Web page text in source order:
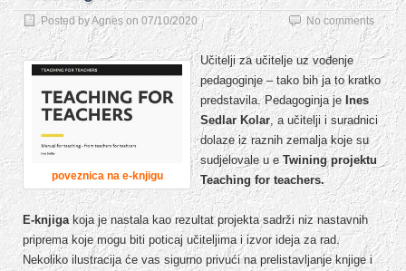
Posted byAgneson 07/10/2020 No comments
poveznica na e-knjigu
Učitelji za učitelje uz vođenje
pedagoginje – tako bih ja to kratko
predstavila. Pedagoginja je Ines
Sedlar Kolar , a učitelji i suradnici
dolaze iz raznih zemalja koje su
sudjelovale u eTwining projektu
Teaching for teachers.
E-knjiga koja je nastala kao rezultat projekta sadrži niz nastavnih
priprema koje mogu biti poticaj učiteljima i izvor ideja za rad.
Nekoliko ilustracija će vas sigurno privući na prelistavljanje knjige i